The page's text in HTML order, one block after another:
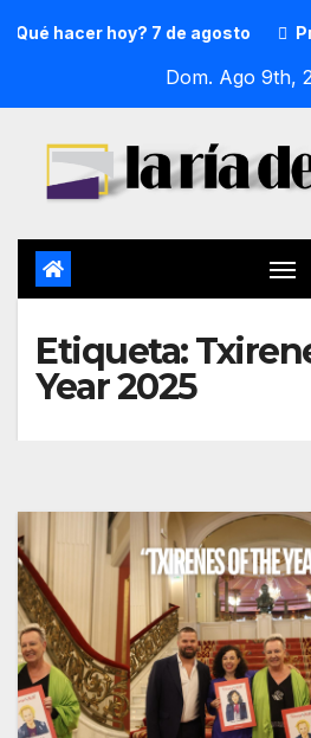
hacer hoy? 7 de agosto
Dom. Ago 9th,
Etiqueta:
Year 2025